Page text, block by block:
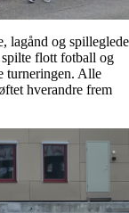
lagånd og
flott fotball og
turneringen. Alle
hverandre frem